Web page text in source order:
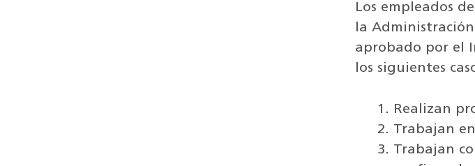
Los empleados
la
aprobado por el
los siguientes
Realizan
Trabajan
Trabajan